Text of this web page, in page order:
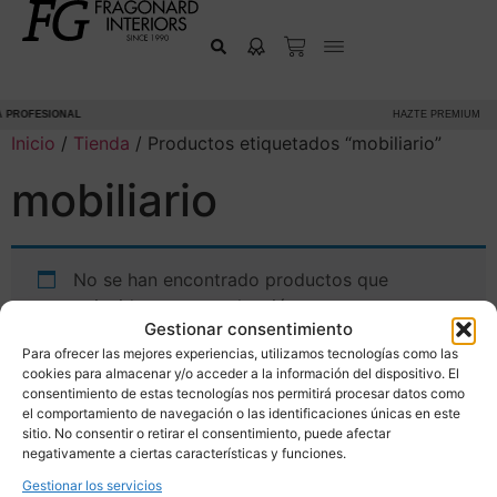
Gestionar consentimiento
Para ofrecer las mejores experiencias, utilizamos tecnologías como las
cookies para almacenar y/o acceder a la información del dispositivo. El
consentimiento de estas tecnologías nos permitirá procesar datos como
el comportamiento de navegación o las identificaciones únicas en este
sitio. No consentir o retirar el consentimiento, puede afectar
negativamente a ciertas características y funciones.
Gestionar los servicios
HAZTE PREMIUM
Inicio / Tienda / Productos etiquetados “mobiliario”
mobiliario
No se han encontrado productos que
coincidan con tu selección.